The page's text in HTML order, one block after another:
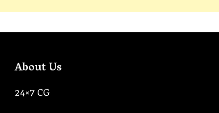
About Us
24×7 CG